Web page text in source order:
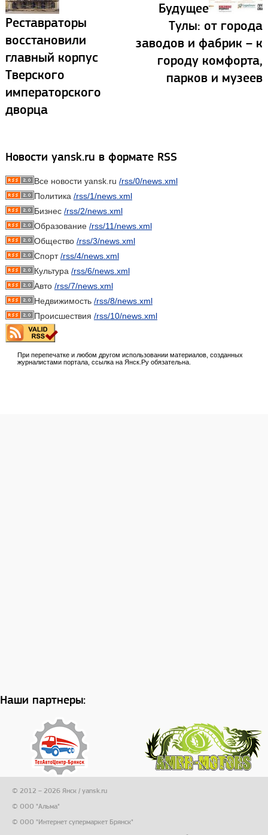
Реставраторы
восстановили
главный корпус
Тверского
императорского
дворца
Будущее
Тулы: от города
заводов и фабрик – к
городу комфорта,
парков и музеев
Новости yansk.ru в формате RSS
Все новости yansk.ru /rss/0/news.xml
Политика /rss/1/news.xml
Бизнес /rss/2/news.xml
Образование /rss/11/news.xml
Общество /rss/3/news.xml
Спорт/rss/4/news.xml
Культура /rss/6/news.xml
Авто /rss/7/news.xml
Недвижимость /rss/8/news.xml
Происшествия /rss/10/news.xml
При перепечатке и любом другом использовании материалов, созданных
журналистами портала, ссылка на Янск.Ру обязательна.
Наши партнеры:
© 2012 – 2026 Янск / yansk.ru
© ООО "Альма"
© ООО "Интернет супермаркет Брянск"